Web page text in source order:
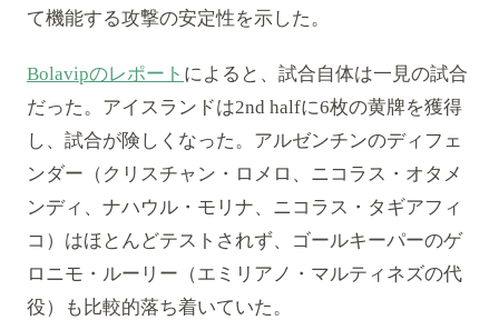
て機能する攻撃の安定性を示した。
Bolavipのレポート によると、試合自体は一見の試合
だった。アイスランドは2nd halfに6枚の黄牌を獲得
し、試合が険しくなった。アルゼンチンのディフェ
ンダー（クリスチャン・ロメロ、ニコラス・オタメ
ンディ、ナハウル・モリナ、ニコラス・タギアフィ
コ）はほとんどテストされず、ゴールキーパーのゲ
ロニモ・ルーリー（エミリアノ・マルティネズの代
役）も比較的落ち着いていた。